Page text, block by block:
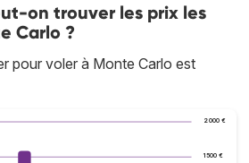
on trouver les prix les
Carlo ?
pour voler à Monte Carlo est
1 500 €
2 000 €